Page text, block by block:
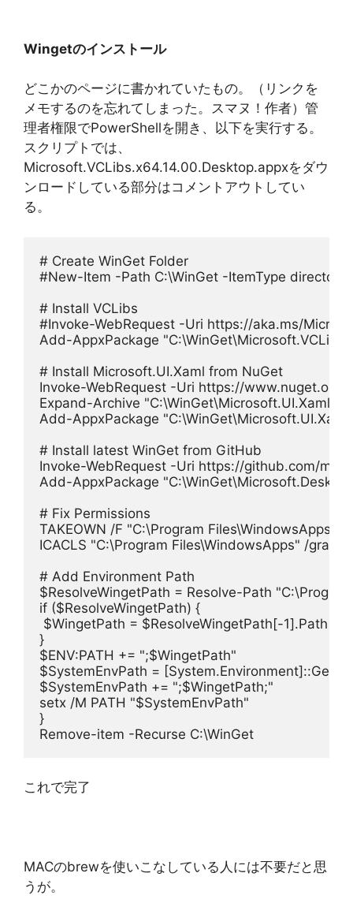
Wingetのインストール
どこかのページに書かれていたもの。（リンクを
メモするのを忘れてしまった。スマヌ！作者）管
理者権限でPowerShellを開き、以下を実行する。
スクリプトでは、
Microsoft.VCLibs.x64.14.00.Desktop.appxをダウ
ンロードしている部分はコメントアウトしてい
る。
# Create WinGet Folder
#New-Item -Path C:\WinGet -ItemType directory
# Install VCLibs
#Invoke-WebRequest -Uri https://aka.ms/
Add-AppxPackage
# Install Microsoft.UI.Xaml from NuGet
Invoke-WebRequest -Uri https://
Expand-Archive
Add-AppxPackage
# Install latest WinGet from GitHub
Invoke-WebRequest -Uri https://github.com/
Add-AppxPackage
# Fix Permissions
TAKEOWN /F "C:\Program Files\WindowsApps" /
ICACLS "C:\Program Files\WindowsApps" /grant
# Add Environment Path
$ResolveWingetPath = Resolve-Path
if ($ResolveWingetPath) {
$WingetPath = $ResolveWingetPath[-1].Path
}
$ENV:PATH += ";$WingetPath"
$SystemEnvPath =
$SystemEnvPath += ";$WingetPath;"
setx /M PATH "$SystemEnvPath"
}
Remove-item -Recurse C:\WinGet
これで完了
MACのbrewを使いこなしている人には不要だと思
うが。